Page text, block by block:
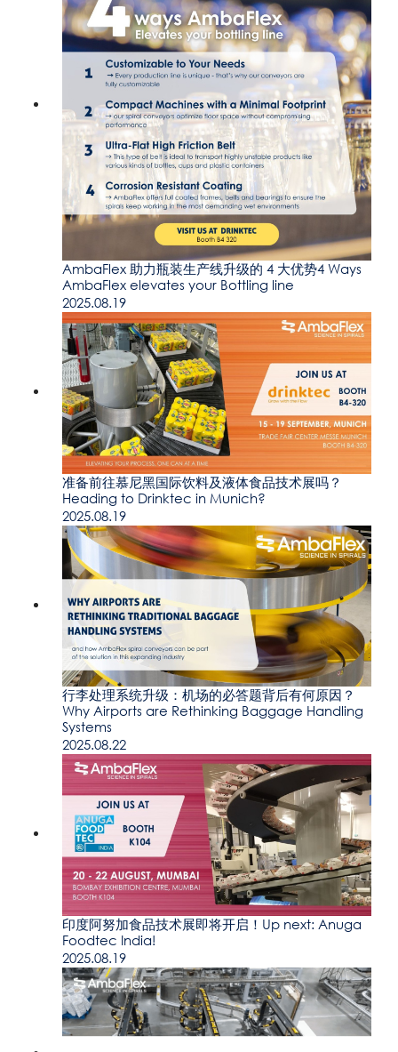
AmbaFlex 助力瓶装生产线升级的 4 大优势4 Ways
AmbaFlex elevates your Bottling line
2025.08.19
准备前往慕尼黑国际饮料及液体食品技术展吗？
Heading to Drinktec in Munich?
2025.08.19
行李处理系统升级：机场的必答题背后有何原因？
Why Airports are Rethinking Baggage Handling
Systems
2025.08.22
印度阿努加食品技术展即将开启！Up next: Anuga
Foodtec India!
2025.08.19